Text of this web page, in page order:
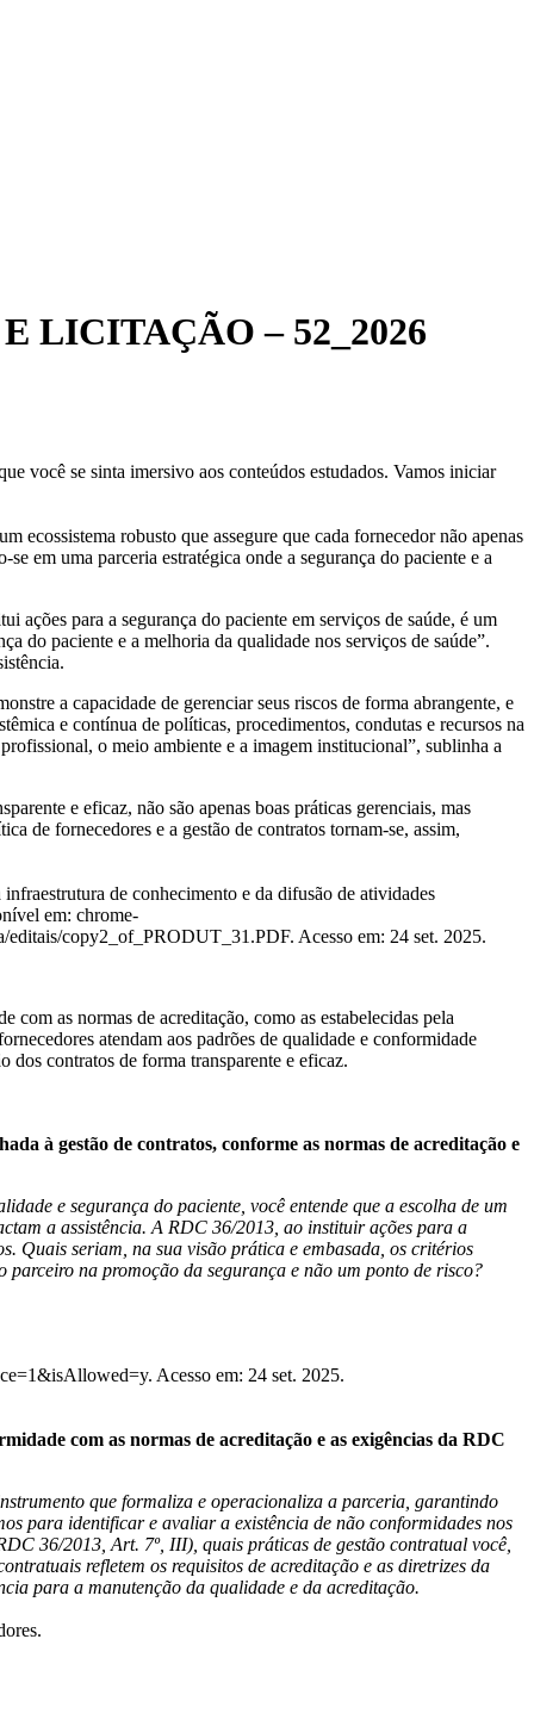
LICITAÇÃO – 52_2026
você se sinta imersivo aos conteúdos estudados. Vamos iniciar
ecossistema robusto que assegure que cada fornecedor não apenas
em uma parceria estratégica onde a segurança do paciente e a
para a segurança do paciente em serviços de saúde, é um
do paciente e a melhoria da qualidade nos serviços de saúde”.
a capacidade de gerenciar seus riscos de forma abrangente, e
e contínua de políticas, procedimentos, condutas e recursos na
o meio ambiente e a imagem institucional”, sublinha a
e eficaz, não são apenas boas práticas gerenciais, mas
de fornecedores e a gestão de contratos tornam-se, assim,
de conhecimento e da difusão de atividades
em: chrome-
copy2_of_PRODUT_31.PDF. Acesso em: 24 set. 2025.
com as normas de acreditação, como as estabelecidas pela
atendam aos padrões de qualidade e conformidade
dos contratos de forma transparente e eficaz.
à gestão de contratos, conforme as normas de acreditação e
e segurança do paciente, você entende que a escolha de um
a assistência. A RDC 36/2013, ao instituir ações para a
Quais seriam, na sua visão prática e embasada, os critérios
na promoção da segurança e não um ponto de risco?
Acesso em: 24 set. 2025.
com as normas de acreditação e as exigências da RDC
que formaliza e operacionaliza a parceria, garantindo
para identificar e avaliar a existência de não conformidades nos
36/2013, Art. 7º, III), quais práticas de gestão contratual você,
refletem os requisitos de acreditação e as diretrizes da
para a manutenção da qualidade e da acreditação.​